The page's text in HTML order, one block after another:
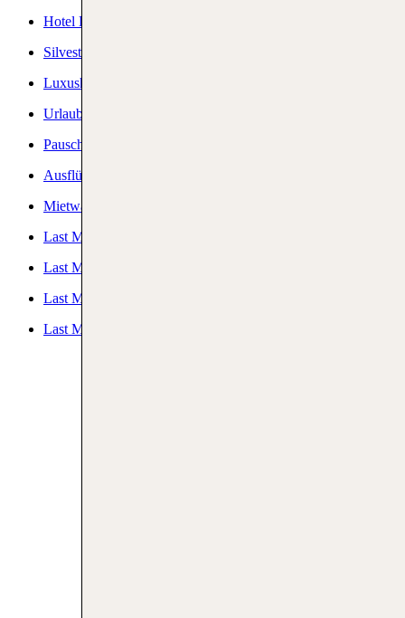
Hotel Hamburg
Silvester Hamburg
Luxushotel Hamburg
Urlaub ab Hamburg
Pauschalreisen Hamburg
Ausflüge Hamburg
Mietwagen Hamburg
Last Minute Nordsee
Last Minute Ostsee
Last Minute Berlin
Last Minute Deutschland